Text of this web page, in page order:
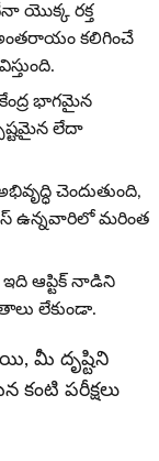
యొక్క రక్త
కలిగించే
భాగమైన
లేదా
చెందుతుంది,
ఉన్నవారిలో మరింత
ఇది ఆప్టిక్ నాడిని
లేకుండా.
మీ దృష్టిని
కంటి పరీక్షలు